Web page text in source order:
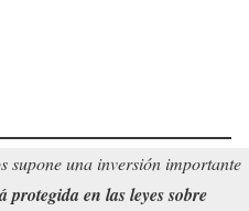
supone una inversión importante
protegida en las leyes sobre